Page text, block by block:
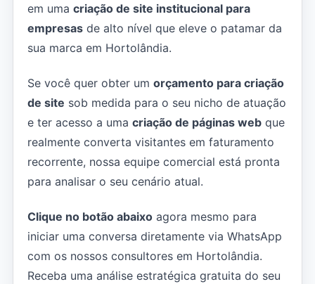
em uma criação de site institucional para
empresas de alto nível que eleve o patamar da
sua marca em Hortolândia.
Se você quer obter um orçamento para criação
de site sob medida para o seu nicho de atuação
e ter acesso a uma criação de páginas web que
realmente converta visitantes em faturamento
recorrente, nossa equipe comercial está pronta
para analisar o seu cenário atual.
Clique no botão abaixo agora mesmo para
iniciar uma conversa diretamente via WhatsApp
com os nossos consultores em Hortolândia.
Receba uma análise estratégica gratuita do seu